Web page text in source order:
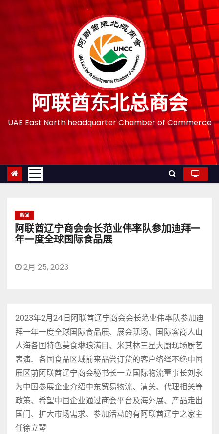
阿联酋东北总商会
UAE East North headquarter Chamber of Commerce
新闻
阿联酋辽宁商会会长范业伟率队参加迪拜一
年一度全球国际食品展
2月 25, 2023
2023年2月24日阿联酋辽宁商会会长范业伟率队参加迪
拜一年一度全球国际食品展、展会现场、国际客商人山
人海各国特色美食琳琅满目、米其林三星大厨现场厨艺
表演、各国食品区域前来品尝订货的客户络绎不绝中国
展区前阿联酋辽宁商会秘书长一立国际物流董事长刘永
为中国参展企业介绍中东贸易物流、清关、代理相关等
政策、希望中国企业通过商会平台及海外展、产品走出
国门、扩大市场需求、参加活动的有阿联酋辽宁之家主
任徐立琴